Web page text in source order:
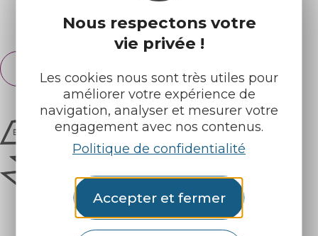
Nous respectons votre
vie privée !
Les cookies nous sont très utiles pour
améliorer votre expérience de
navigation, analyser et mesurer votre
engagement avec nos contenus.
Politique de confidentialité
Accepter et fermer
Espace pro Partenaires
Français
English